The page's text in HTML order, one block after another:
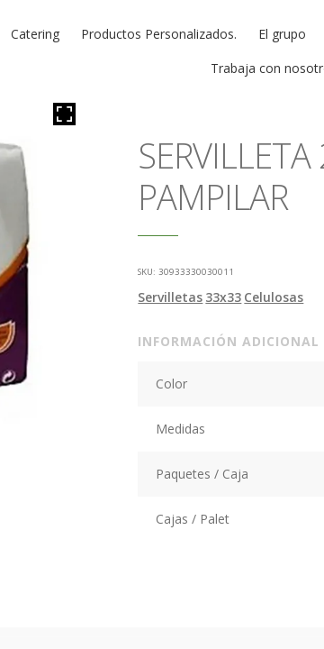
Catering Productos Personalizados. El grupo
Trabaja con
PAMPILAR
SKU: 30933330030011
Servilletas 33x33 Celulosas
INFORMACIÓN ADICIONAL
Color
Medidas
Paquetes / Caja
Cajas / Palet